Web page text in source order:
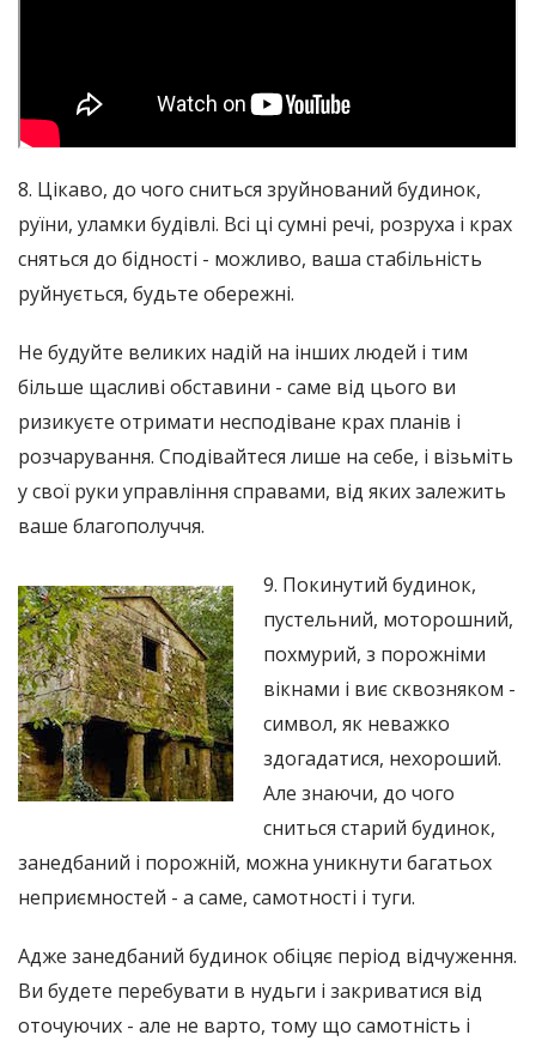
8. Цікаво, до чого сниться зруйнований будинок,
руїни, уламки будівлі. Всі ці сумні речі, розруха і крах
сняться до бідності - можливо, ваша стабільність
руйнується, будьте обережні.
Не будуйте великих надій на інших людей і тим
більше щасливі обставини - саме від цього ви
ризикуєте отримати несподіване крах планів і
розчарування. Сподівайтеся лише на себе, і візьміть
у свої руки управління справами, від яких залежить
ваше благополуччя.
9. Покинутий будинок,
пустельний, моторошний,
похмурий, з порожніми
вікнами і виє сквозняком -
символ, як неважко
здогадатися, нехороший.
Але знаючи, до чого
сниться старий будинок,
занедбаний і порожній, можна уникнути багатьох
неприємностей - а саме, самотності і туги.
Адже занедбаний будинок обіцяє період відчуження.
Ви будете перебувати в нудьги і закриватися від
оточуючих - але не варто, тому що самотність і